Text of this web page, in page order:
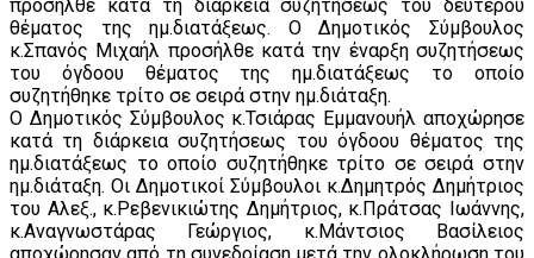
προσήλθε κατά τη διάρκεια συζητήσεως του δεύτερου
θέματος της ημ.διατάξεως. Ο Δημοτικός Σύμβουλος
κ.Σπανός Μιχαήλ προσήλθε κατά την έναρξη συζητήσεως
του όγδοου θέματος της ημ.διατάξεως το οποίο
συζητήθηκε τρίτο σε σειρά στην ημ.διάταξη.
Ο Δημοτικός Σύμβουλος κ.Τσιάρας Εμμανουήλ αποχώρησε
κατά τη διάρκεια συζητήσεως του όγδοου θέματος της
ημ.διατάξεως το οποίο συζητήθηκε τρίτο σε σειρά στην
ημ.διάταξη. Οι Δημοτικοί Σύμβουλοι κ.Δημητρός Δημήτριος
του Αλεξ., κ.Ρεβενικιώτης Δημήτριος, κ.Πράτσας Ιωάννης,
κ.Αναγνωστάρας Γεώργιος, κ.Μάντσιος Βασίλειος